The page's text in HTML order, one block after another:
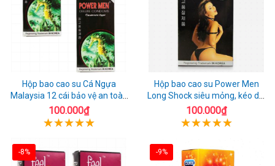
Hộp bao cao su Cá Ngựa
Malaysia 12 cái bảo vệ an toàn
tuyệt đối
100.000₫
Hộp bao cao su Power Men
Long Shock siêu mỏng, kéo dài
quan hệ thoải mái
100.000₫
-8% -9%